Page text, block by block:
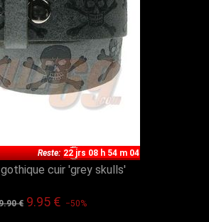
Reste:22 jrs 08 h 54 m 03
cuir 'grey skulls'
€ 9.95 € −50%